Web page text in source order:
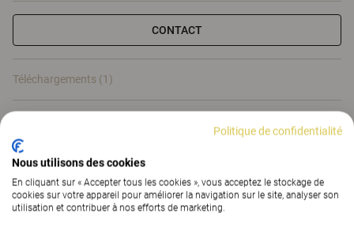
CONTACT
Téléchargements (1)
Politique de confidentialité
Nous utilisons des cookies
En cliquant sur « Accepter tous les cookies », vous acceptez le stockage de
cookies sur votre appareil pour améliorer la navigation sur le site, analyser son
utilisation et contribuer à nos efforts de marketing.